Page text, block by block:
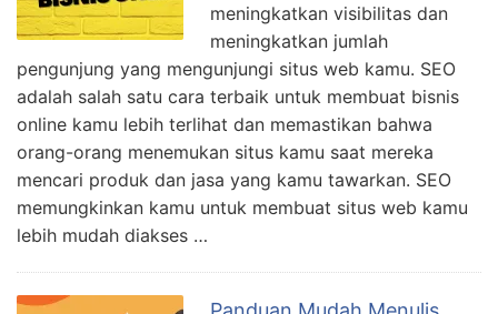
meningkatkan visibilitas dan
meningkatkan jumlah
pengunjung yang mengunjungi situs web kamu. SEO
adalah salah satu cara terbaik untuk membuat bisnis
online kamu lebih terlihat dan memastikan bahwa
orang-orang menemukan situs kamu saat mereka
mencari produk dan jasa yang kamu tawarkan. SEO
memungkinkan kamu untuk membuat situs web kamu
lebih mudah diakses …